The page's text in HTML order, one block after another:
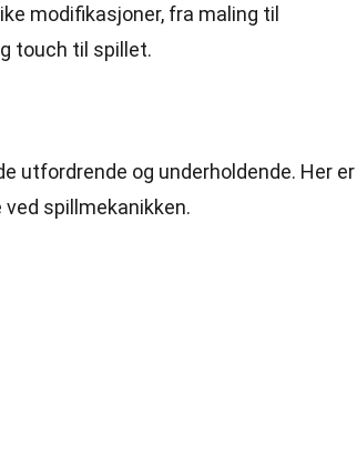
modifikasjoner, fra maling til
touch til spillet.
utfordrende og underholdende. Her er
spillmekanikken.